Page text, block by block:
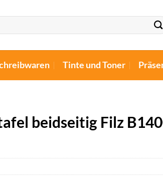
Tinte und Toner
beidseitig Filz